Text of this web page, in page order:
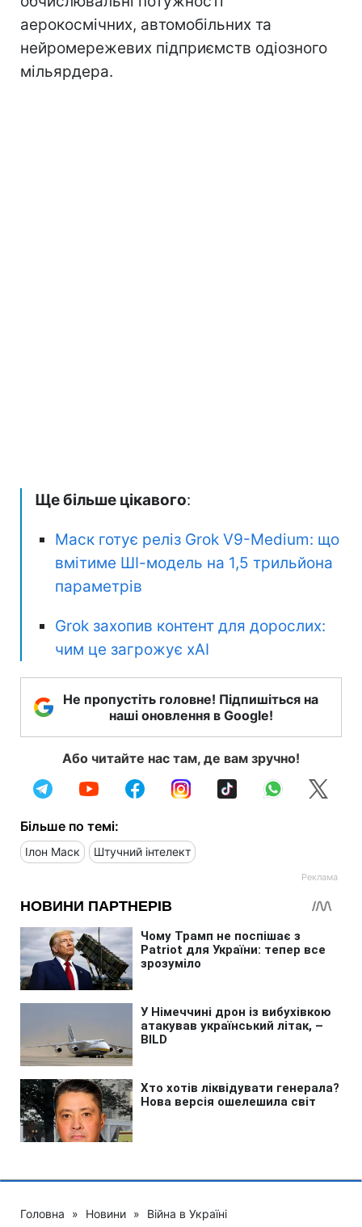
аерокосмічних, автомобільних та
нейромережевих підприємств одіозного
мільярдера.
Ще більше цікавого:
Маск готує реліз Grok V9-Medium: що
вмітиме ШІ-модель на 1,5 трильйона
параметрів
Grok захопив контент для дорослих:
чим це загрожує xAI
Не пропустіть головне! Підпишіться на
наші оновлення в Google!
Або читайте нас там, де вам зручно!
Більше по темі:
Ілон Маск Штучний інтелект
Головна » Новини » Війна в Україні